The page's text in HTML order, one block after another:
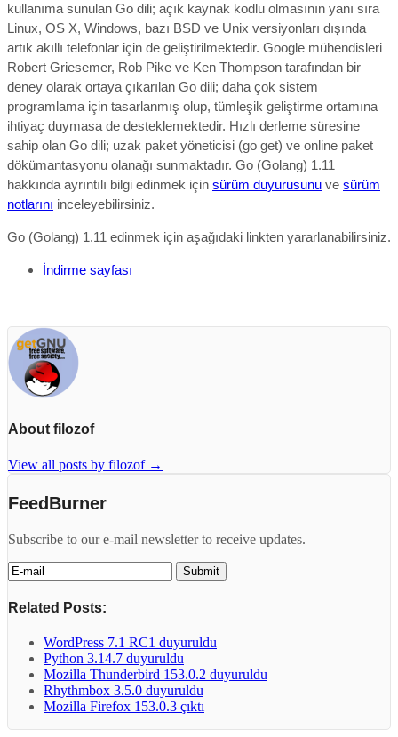
kullanıma sunulan Go dili; açık kaynak kodlu olmasının yanı sıra
Linux, OS X, Windows, bazı BSD ve Unix versiyonları dışında
artık akıllı telefonlar için de geliştirilmektedir. Google mühendisleri
Robert Griesemer, Rob Pike ve Ken Thompson tarafından bir
deney olarak ortaya çıkarılan Go dili; daha çok sistem
programlama için tasarlanmış olup, tümleşik geliştirme ortamına
ihtiyaç duymasa de desteklemektedir. Hızlı derleme süresine
sahip olan Go dili; uzak paket yöneticisi (go get) ve online paket
dökümantasyonu olanağı sunmaktadır. Go (Golang) 1.11
hakkında ayrıntılı bilgi edinmek için sürüm duyurusunu ve sürüm
notlarını inceleyebilirsiniz.
Go (Golang) 1.11 edinmek için aşağıdaki linkten yararlanabilirsiniz.
İndirme sayfası
About filozof
View all posts by filozof →
FeedBurner
Subscribe to our e-mail newsletter to receive updates.
Related Posts:
WordPress 7.1 RC1 duyuruldu
Python 3.14.7 duyuruldu
Mozilla Thunderbird 153.0.2 duyuruldu
Rhythmbox 3.5.0 duyuruldu
Mozilla Firefox 153.0.3 çıktı